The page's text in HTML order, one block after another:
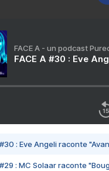
FACE A - un podcast
FACE A #30 : Eve
#30 : Eve Angeli raconte
#29 : MC Solaar raconte